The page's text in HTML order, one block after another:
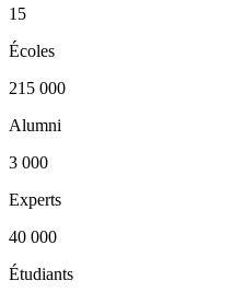
15
Écoles
215 000
Alumni
3 000
Experts
40 000
Étudiants